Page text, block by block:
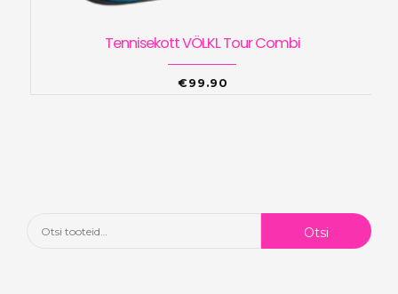
Tennisekott VÖLKL Tour Combi
€ 99.90
Otsi: Otsi